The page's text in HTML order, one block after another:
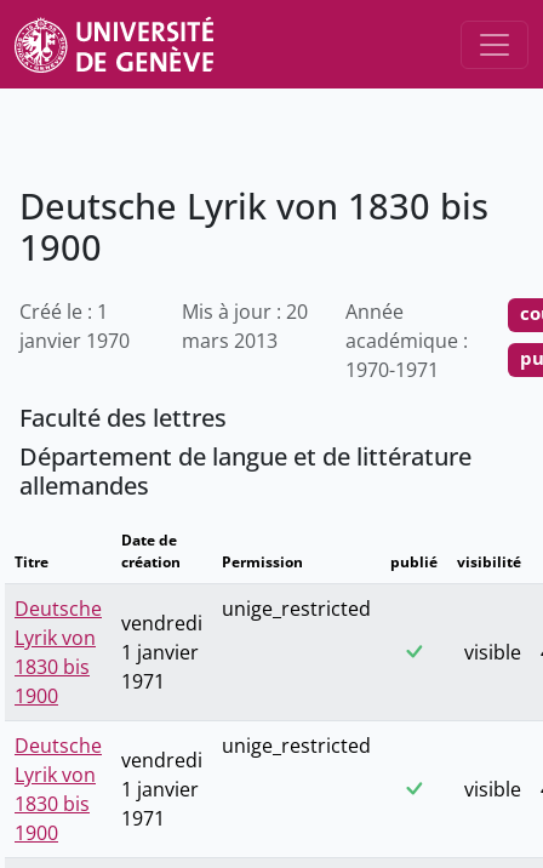
Deutsche Lyrik von 1830 bis
1900
Créé le : 1
janvier 1970
Mis à jour : 20
mars 2013
Année
académique :
1970-1971
Faculté des lettres
Département de langue et de littérature
allemandes
Titre
Date de
création
Permission publié visibilité
Deutsche
Lyrik von
1830 bis
1900
vendredi
1 janvier
1971
unige_restricted
visible
Deutsche
Lyrik von
1830 bis
1900
vendredi
1 janvier
1971
unige_restricted
visible